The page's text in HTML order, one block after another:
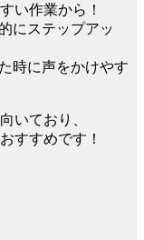
い作業から！
にステップアッ
時に声をかけやす
いており、
すすめです！